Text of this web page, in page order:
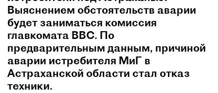
Выяснением обстоятельств аварии
будет заниматься комиссия
главкомата ВВС. По
предварительным данным, причиной
аварии истребителя МиГ в
Астраханской области стал отказ
техники.